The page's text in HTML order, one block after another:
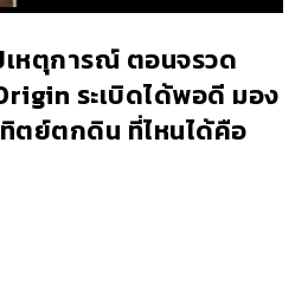
หตุการณ์ ตอนจรวด
ระเบิดได้พอดี มอง
ตย์ตกดิน ที่ไหนได้คือ